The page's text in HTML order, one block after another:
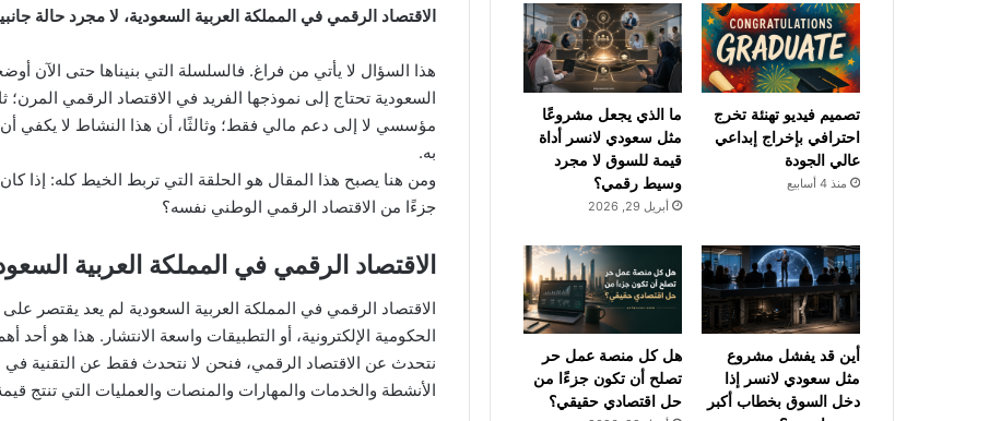
الاقتصاد الرقمي في المملكة العربية السعودية، لا مجرد حالة
هذا السؤال لا يأتي من فراغ. فالسلسلة التي بنيناها حتى الآن
السعودية تحتاج إلى نموذجها الفريد في الاقتصاد الرقمي المرن؛
مؤسسي لا إلى دعم مالي فقط؛ وثالثًا، أن هذا النشاط لا يكفي
به.
ومن هنا يصبح هذا المقال هو الحلقة التي تربط الخيط كله: إذا
جزءًا من الاقتصاد الرقمي الوطني نفسه؟
الاقتصاد الرقمي في المملكة العربية
الاقتصاد الرقمي في المملكة العربية السعودية لم يعد يقتصر على
الحكومية الإلكترونية، أو التطبيقات واسعة الانتشار. هذا هو
نتحدث عن الاقتصاد الرقمي، فنحن لا نتحدث فقط عن التقنية
الأنشطة والخدمات والمهارات والمنصات والعمليات التي تنتج
و
ك
T
u
b
e
ق
ر
ا
م
تصميم فيديو تهنئة تخرج
احترافي بإخراج إبداعي
عالي الجودة
منذ 4 أسابيع
ما الذي يجعل مشروعًا
مثل سعودي لانسر أداة
قيمة للسوق لا مجرد
وسيط رقمي؟
أبريل 29, 2026
أين قد يفشل مشروع
مثل سعودي لانسر إذا
دخل السوق بخطاب أكبر
هل كل منصة عمل حر
تصلح أن تكون جزءًا من
حل اقتصادي حقيقي؟